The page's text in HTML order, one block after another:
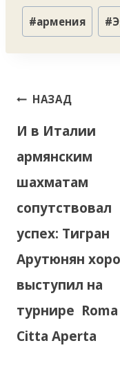
Метки
записи:
#армения #
Навигация
записям
НАЗАД
И в Италии
армянским
шахматам
сопутствовал
успех: Тигран
Арутюнян
выступил на
турнире Roma
Citta Aperta